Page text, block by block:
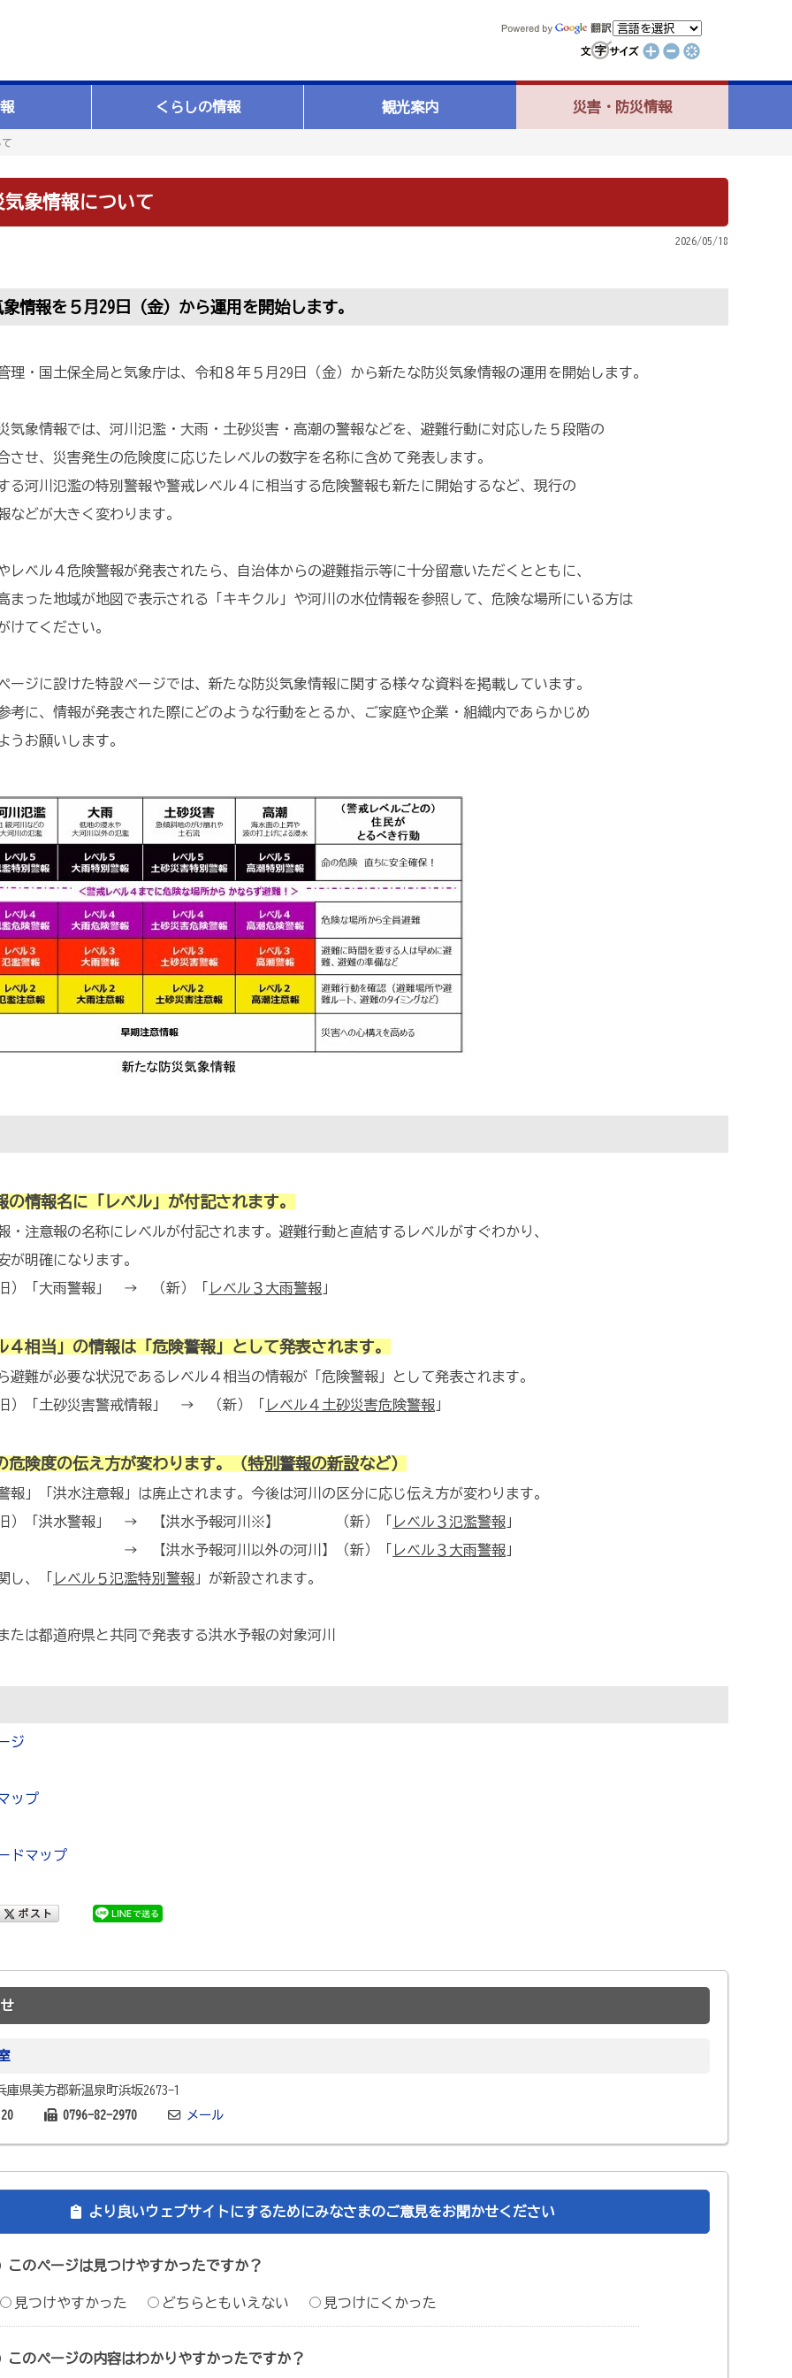
くらしの情報 観光案内 災害・防災情報
象情報について
2026/05/18
情報を５月29日（金）から運用を開始します。
・国土保全局と気象庁は、令和８年５月29日（金）から新たな防災気象情報の運用を開始します。
象情報では、河川氾濫・大雨・土砂災害・高潮の警報などを、避難行動に対応した５段階の
させ、災害発生の危険度に応じたレベルの数字を名称に含めて発表します。
る河川氾濫の特別警報や警戒レベル４に相当する危険警報も新たに開始するなど、現行の
などが大きく変わります。
ベル４危険警報が発表されたら、自治体からの避難指示等に十分留意いただくとともに、
まった地域が地図で表示される「キキクル」や河川の水位情報を参照して、危険な場所にいる方は
けてください。
ジに設けた特設ページでは、新たな防災気象情報に関する様々な資料を掲載しています。
考に、情報が発表された際にどのような行動をとるか、ご家庭や企業・組織内であらかじめ
うお願いします。
の情報名に「レベル」が付記されます。
注意報の名称にレベルが付記されます。避難行動と直結するレベルがすぐわかり、
明確になります。
）「大雨警報」 → （新）「
レベル３大雨警報 」
４相当」の情報は「危険警報」として発表されます。
難が必要な状況であるレベル４相当の情報が「危険警報」として発表されます。
）「土砂災害警戒情報」 → （新）「
レベル４土砂災害危険警報 」
危険度の伝え方が変わります。（特別警報の新設など）
」「洪水注意報」は廃止されます。今後は河川の区分に応じ伝え方が変わります。
）「洪水警報」 → 【洪水予報河川※】 （新）「
レベル３氾濫警報 」
報河川以外の河川】（新）「
レベル３大雨警報 」
、「
レベル５氾濫特別警報 」が新設されます。
は都道府県と共同で発表する洪水予報の対象河川
ジ
ップ
ドマップ
県美方郡新温泉町浜坂2673-1
0796-82-2970 メール
より良いウェブサイトにするためにみなさまのご意見をお聞かせください
このページは見つけやすかったですか？
見つけやすかった どちらともいえない 見つけにくかった
このページの内容はわかりやすかったですか？